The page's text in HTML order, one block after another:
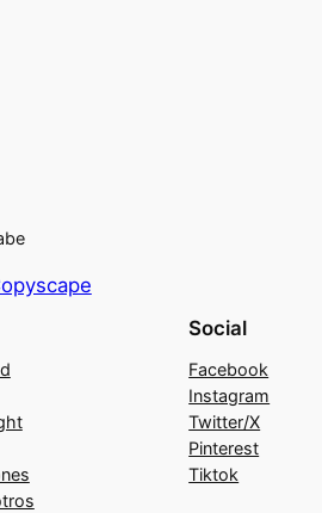
Social
Facebook
Instagram
Twitter/X
Pinterest
Tiktok